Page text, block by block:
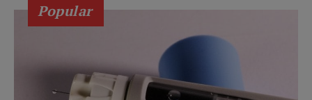
Popular